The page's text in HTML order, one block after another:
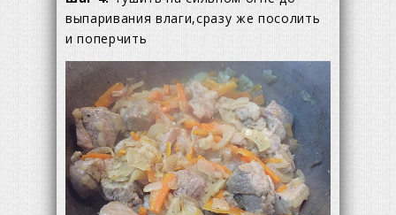
выпаривания влаги,сразу же посолить
и поперчить